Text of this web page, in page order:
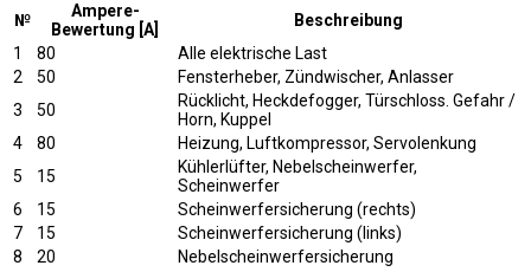
№
Ampere-
Bewertung [A]
Beschreibung
1
80
Alle elektrische Last
2
50
Fensterheber, Zündwischer, Anlasser
3
50
Rücklicht, Heckdefogger, Türschloss. Gefahr /
Horn, Kuppel
4
80
Heizung, Luftkompressor, Servolenkung
5
15
Kühlerlüfter, Nebelscheinwerfer,
Scheinwerfer
6
15
Scheinwerfersicherung (rechts)
7
15
Scheinwerfersicherung (links)
8
20
Nebelscheinwerfersicherung